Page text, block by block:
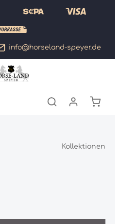
info@horseland-speyer.de
Kollektionen